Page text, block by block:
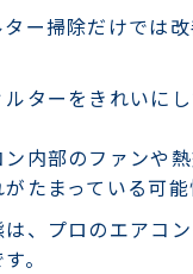
ー掃除だけでは
ターをきれいに
内部のファンや
たまっている可能
、プロのエアコ
。